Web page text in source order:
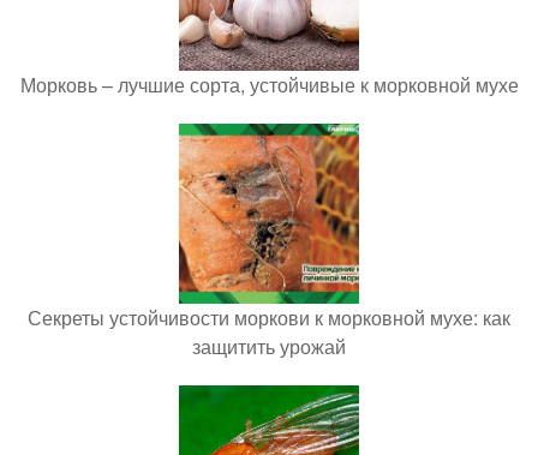
Морковь – лучшие сорта, устойчивые к морковной мухе
Секреты устойчивости моркови к морковной мухе: как
защитить урожай